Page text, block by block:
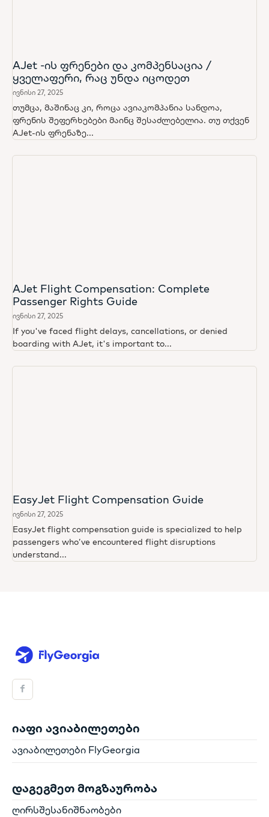
AJet -ის ფრენები და კომპენსაცია /
ყველაფერი, რაც უნდა იცოდეთ
ივნისი 27, 2025
თუმცა, მაშინაც კი, როცა ავიაკომპანია სანდოა,
ფრენის შეფერხებები მაინც შესაძლებელია. თუ თქვენ
AJet-ის ფრენაზე...
AJet Flight Compensation: Complete
Passenger Rights Guide
ივნისი 27, 2025
If you've faced flight delays, cancellations, or denied
boarding with AJet, it's important to...
EasyJet Flight Compensation Guide
ივნისი 27, 2025
EasyJet flight compensation guide is specialized to help
passengers who’ve encountered flight disruptions
understand...
იაფი ავიაბილეთები
ავიაბილეთები FlyGeorgia
დაგეგმეთ მოგზაურობა
ღირსშესანიშნაობები